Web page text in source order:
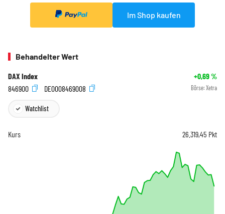
Im Shop kaufen
Behandelter Wert
DAX Index +0,69%
846900
DE0008469008 Börse: Xetra
Watchlist
Kurs 26.319,45 Pkt